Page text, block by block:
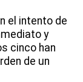
el intento de
y
cinco han
de un